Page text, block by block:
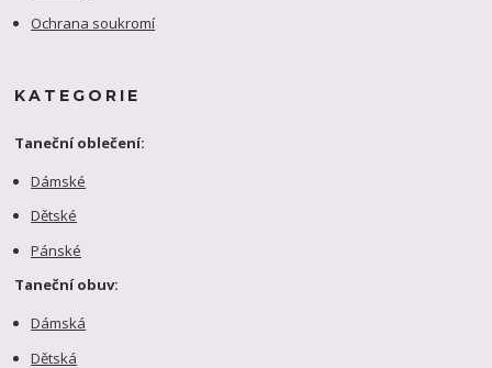
Ochrana soukromí
KATEGORIE
Taneční oblečení:
Dámské
Dětské
Pánské
Taneční obuv:
Dámská
Dětská